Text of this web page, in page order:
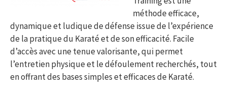
méthode efficace,
dynamique et ludique de défense issue de l’expérience
de la pratique du Karaté et de son efficacité. Facile
d’accès avec une tenue valorisante, qui permet
l’entretien physique et le défoulement recherchés, tout
en offrant des bases simples et efficaces de Karaté.